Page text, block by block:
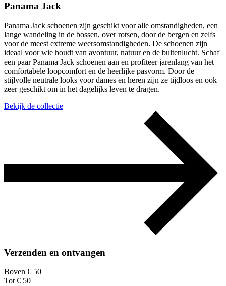
Panama Jack
Panama Jack schoenen zijn geschikt voor alle omstandigheden, een
lange wandeling in de bossen, over rotsen, door de bergen en zelfs
voor de meest extreme weersomstandigheden. De schoenen zijn
ideaal voor wie houdt van avontuur, natuur en de buitenlucht. Schaf
een paar Panama Jack schoenen aan en profiteer jarenlang van het
comfortabele loopcomfort en de heerlijke pasvorm. Door de
stijlvolle neutrale looks voor dames en heren zijn ze tijdloos en ook
zeer geschikt om in het dagelijks leven te dragen.
Bekijk de collectie
Verzenden en ontvangen
Boven € 50
Tot € 50